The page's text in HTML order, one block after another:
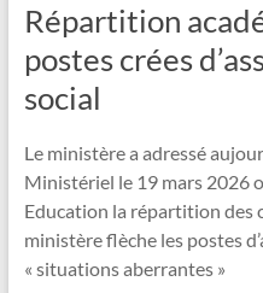
Répartition
postes crées
social
Le ministère a adressé
Ministériel le 19 mars 2026
Education la répartition des
ministère flèche les postes
« situations aberrantes »